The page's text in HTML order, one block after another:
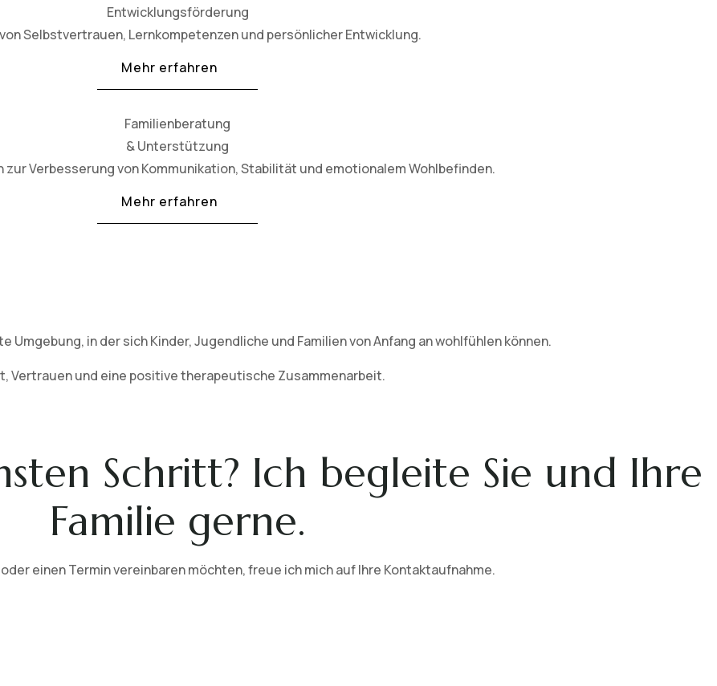
Entwicklungsförderung
Selbstvertrauen, Lernkompetenzen und persönlicher Entwicklung.
Mehr erfahren
Familienberatung
& Unterstützung
zur Verbesserung von Kommunikation, Stabilität und emotionalem Wohlbefinden.
Mehr erfahren
in der sich Kinder, Jugendliche und Familien von Anfang an wohlfühlen können.
Vertrauen und eine positive therapeutische Zusammenarbeit.
Schritt? Ich begleite Sie und Ihre
Familie gerne.
oder einen Termin vereinbaren möchten, freue ich mich auf Ihre Kontaktaufnahme.